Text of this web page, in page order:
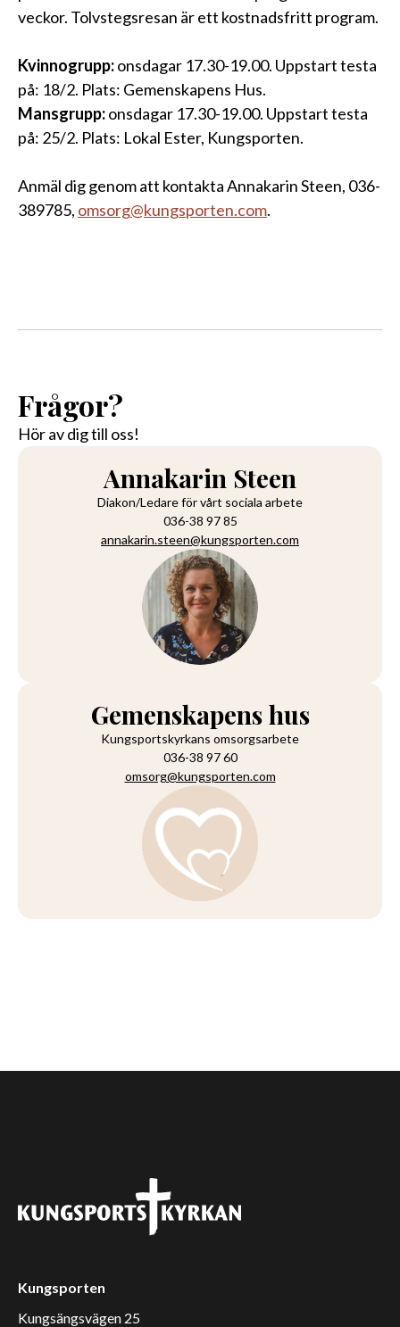
veckor. Tolvstegsresan är ett kostnadsfritt program.
Kvinnogrupp:onsdagar 17.30-19.00. Uppstart testa
på: 18/2. Plats: Gemenskapens Hus.
Mansgrupp:onsdagar 17.30-19.00. Uppstart testa
på: 25/2. Plats: Lokal Ester, Kungsporten.
Anmäl dig genom att kontakta Annakarin Steen, 036-
389785, omsorg@kungsporten.com.
Frågor?
Hör av dig till oss!
Annakarin Steen
Diakon/Ledare för vårt sociala arbete
036-38 97 85
annakarin.steen@kungsporten.com
Gemenskapens hus
Kungsportskyrkans omsorgsarbete
036-38 97 60
omsorg@kungsporten.com
Kungsporten
Kungsängsvägen 25